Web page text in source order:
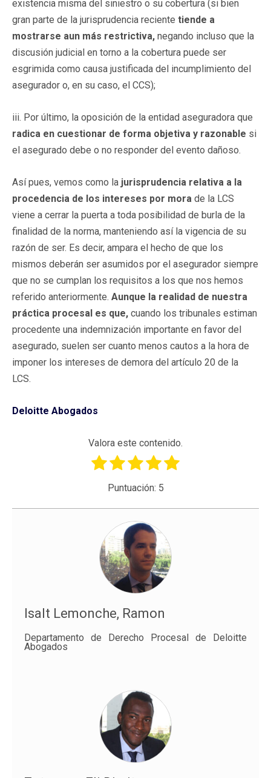
existencia misma del siniestro o su cobertura (si bien
gran parte de la jurisprudencia reciente tiende a
mostrarse aun más restrictiva, negando incluso que la
discusión judicial en torno a la cobertura puede ser
esgrimida como causa justificada del incumplimiento del
asegurador o, en su caso, el CCS);
iii. Por último, la oposición de la entidad aseguradora que
radica en cuestionar de forma objetiva y razonable si
el asegurado debe o no responder del evento dañoso.
Así pues, vemos como la jurisprudencia relativa a la
procedencia de los intereses por mora de la LCS
viene a cerrar la puerta a toda posibilidad de burla de la
finalidad de la norma, manteniendo así la vigencia de su
razón de ser. Es decir, ampara el hecho de que los
mismos deberán ser asumidos por el asegurador siempre
que no se cumplan los requisitos a los que nos hemos
referido anteriormente. Aunque la realidad de nuestra
práctica procesal es que, cuando los tribunales estiman
procedente una indemnización importante en favor del
asegurado, suelen ser cuanto menos cautos a la hora de
imponer los intereses de demora del artículo 20 de la
LCS.
Deloitte Abogados
Valora este contenido.
Puntuación: 5
Isalt Lemonche, Ramon
Departamento de Derecho Procesal de Deloitte
Abogados